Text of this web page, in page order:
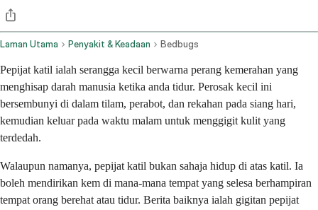
Laman Utama Penyakit & Keadaan Bedbugs
Pepijat katil ialah serangga kecil berwarna perang kemerahan yang
menghisap darah manusia ketika anda tidur. Perosak kecil ini
bersembunyi di dalam tilam, perabot, dan rekahan pada siang hari,
kemudian keluar pada waktu malam untuk menggigit kulit yang
terdedah.
Walaupun namanya, pepijat katil bukan sahaja hidup di atas katil. Ia
boleh mendirikan kem di mana-mana tempat yang selesa berhampiran
tempat orang berehat atau tidur. Berita baiknya ialah gigitan pepijat